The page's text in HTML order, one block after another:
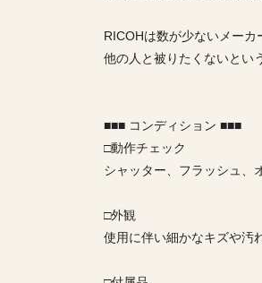
RICOHは数が少ないメーカ
他の人と被りたくないとい
■■■ コンディション ■■■
□動作チェック
シャッター、フラッシュ、
□外観
使用に伴い細かなキズや汚